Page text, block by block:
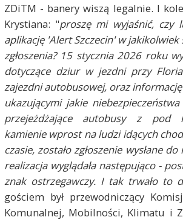
ZDiTM - banery wiszą legalnie. I
Krystiana: "proszę mi wyjaśnić, czy
aplikację 'Alert Szczecin' w
zgłoszenia? 15 stycznia 2026 roku
dotyczące dziur w jezdni przy
zajezdni autobusowej, oraz
ukazującymi jakie
przejeżdżające autobusy z pod
kamienie wprost na ludzi idących
czasie, zostało zgłoszenie wysłane
realizacja wyglądała następująco -
znak ostrzegawczy. I tak trwało to
gościem był przewodniczący
Komunalnej, Mobilności, Klimatu i